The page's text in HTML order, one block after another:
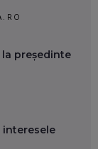
la președinte
interesele